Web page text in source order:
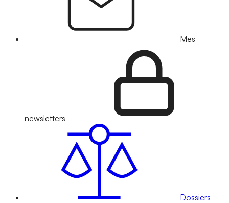
Mes
newsletters
Dossiers